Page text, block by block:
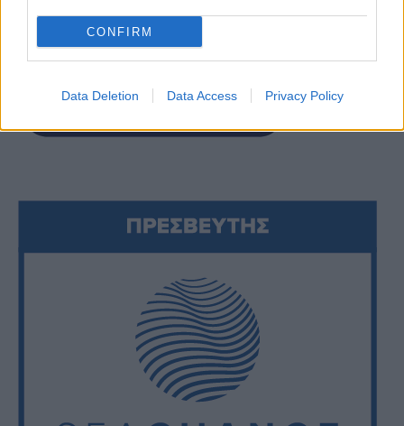
CONFIRM
Data Deletion Data Access Privacy Policy